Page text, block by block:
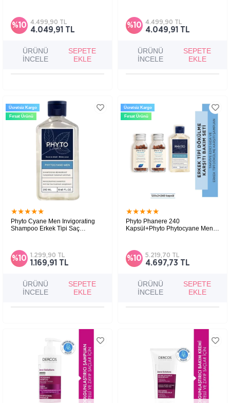
%10
4.049,91 TL
4.499,90 TL
ÜRÜNÜ
İNCELE
SEPETE
EKLE
saçların daha dolgun görünmesine yardımcı
yoğun saç bakım serumudur.
%10
4.049,91 TL
4.499,90 TL
ÜRÜNÜ
İNCELE
SEPETE
EKLE
★★★★★
Phyto Cyane Men Invigorating
Shampoo Erkek Tipi Saç
%10
1.169,91 TL
1.299,90 TL
Ücretsiz Kargo
Fırsat Ürünü
ÜRÜNÜ
İNCELE
SEPETE
EKLE
★★★★★
Phyto Phanere 240
Kapsül+Phyto Phytocyane Men
Şampuan 250Ml
%10
4.697,73 TL
5.219,70 TL
Ücretsiz Kargo
Fırsat Ürünü
ÜRÜNÜ
İNCELE
SEPETE
EKLE